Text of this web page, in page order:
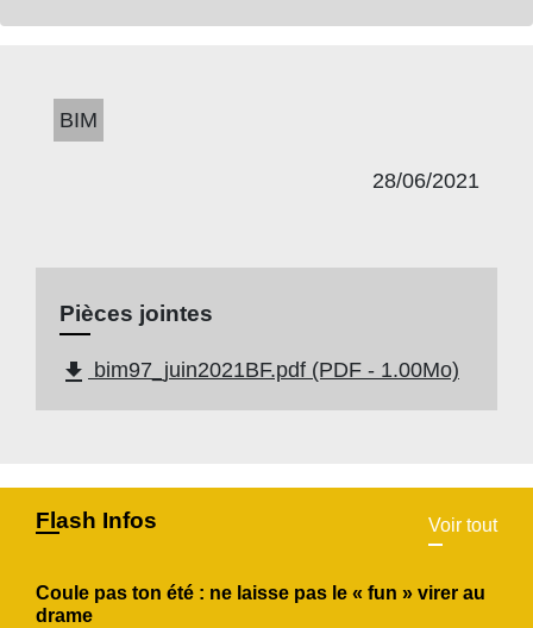
BIM
28/06/2021
Pièces jointes
file_download bim97_juin2021BF.pdf (PDF - 1.00Mo)
Flash Infos Voir tout
Coule pas ton été : ne laisse pas le « fun » virer au
drame